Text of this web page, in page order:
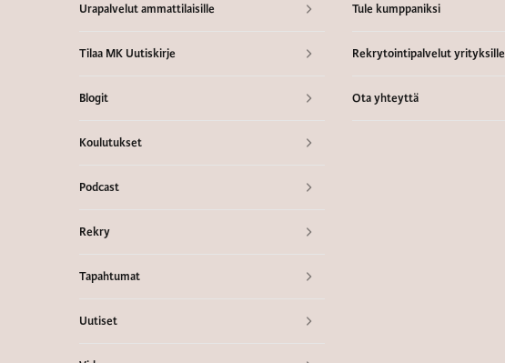
Urapalvelut ammattilaisille
Tilaa MK Uutiskirje
Blogit
Koulutukset
Podcast
Rekry
Tapahtumat
Uutiset
Tule kumppaniksi
Rekrytointipalvelut yrityksille
Ota yhteyttä